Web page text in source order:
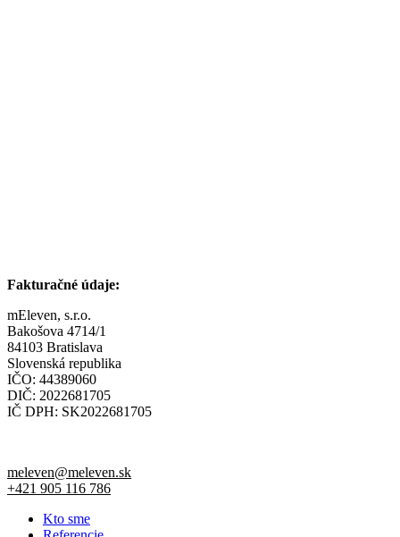
Fakturačné údaje:
mEleven, s.r.o.
Bakošova 4714/1
84103 Bratislava
Slovenská republika
IČO: 44389060
DIČ: 2022681705
IČ DPH: SK2022681705
meleven@meleven.sk
+421 905 116 786
Kto sme